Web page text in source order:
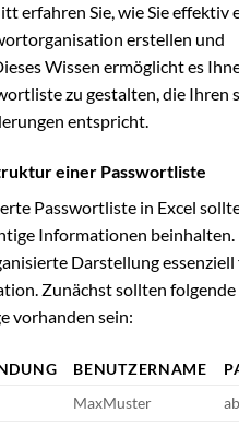
erfahren Sie, wie Sie effektiv
erstellen und
Wissen ermöglicht es
zu gestalten, die Ihren
entspricht.
einer Passwortliste
Passwortliste in Excel
Informationen beinhalten.
Darstellung essenziell
Zunächst sollten folgende
vorhanden sein:
BENUTZERNAME
MaxMuster